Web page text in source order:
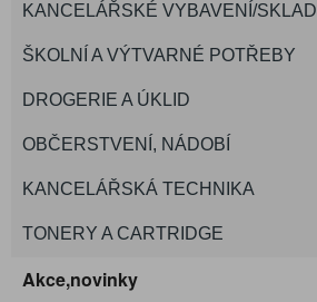
KANCELÁŘSKÉ VYBAVENÍ/SKLAD
ŠKOLNÍ A VÝTVARNÉ POTŘEBY
DROGERIE A ÚKLID
OBČERSTVENÍ, NÁDOBÍ
KANCELÁŘSKÁ TECHNIKA
TONERY A CARTRIDGE
Akce,novinky